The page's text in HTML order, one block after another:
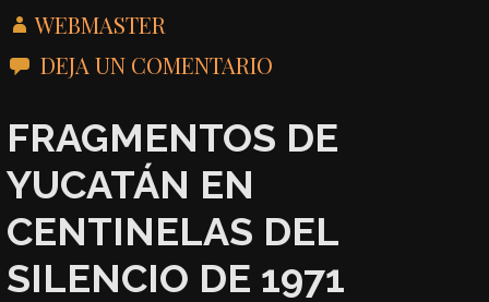
WEBMASTER
DEJA UN COMENTARIO
FRAGMENTOS DE
YUCATÁN EN
CENTINELAS DEL
SILENCIO DE 1971